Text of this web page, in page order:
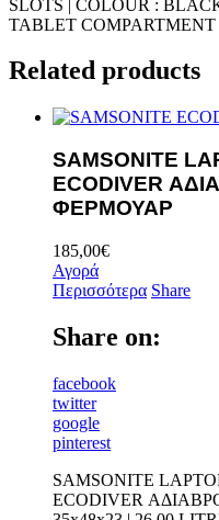
SLOTS | COLOUR :
TABLET COMPARTMENT
Related products
SAMSONITE
ECODIVER
ΦΕΡΜΟΥΑΡ
185,00€
Αγορά
Περισσότερα Share
Share on:
facebook
twitter
google
pinterest
SAMSONITE
ECODIVER